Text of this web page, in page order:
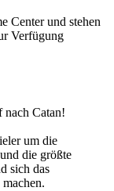
Center und stehen
Verfügung
nach Catan!
um die
die größte
sich das